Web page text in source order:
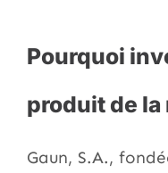
Pourquoi
produit de la
Gaun, S.A.,